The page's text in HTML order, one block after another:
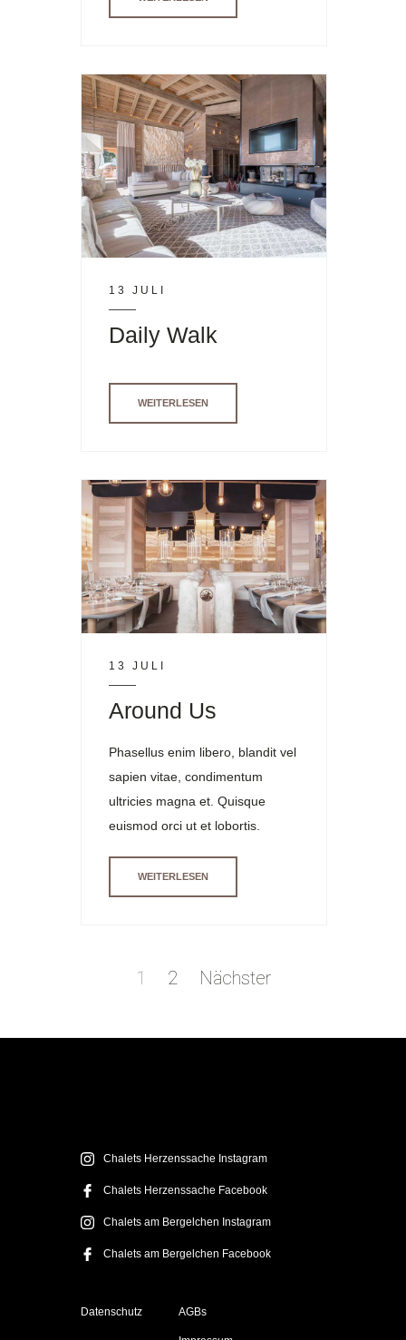
13 JULI
Daily Walk
WEITERLESEN
13 JULI
Around Us
Phasellus enim libero, blandit vel
sapien vitae, condimentum
ultricies magna et. Quisque
euismod orci ut et lobortis.
WEITERLESEN
Seite
1 Seite
2 Nächster
Chalets Herzenssache Instagram
Chalets Herzenssache Facebook
Chalets am Bergelchen Instagram
Chalets am Bergelchen Facebook
Datenschutz AGBs